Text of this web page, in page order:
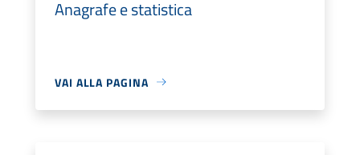
Anagrafe e statistica
VAI ALLA PAGINA